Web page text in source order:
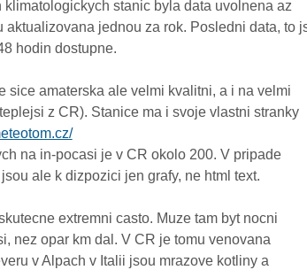
klimatologickych stanic byla data uvolnena az
aktualizovana jednou za rok. Posledni data, to
hodin dostupne.
sice amaterska ale velmi kvalitni, a i na velmi
z CR). Stanice ma i svoje vlastni stranky
na in-pocasi je v CR okolo 200. V pripade
ale k dizpozici jen grafy, ne html text.
extremni casto. Muze tam byt nocni
nez opar km dal. V CR je tomu venovana
v Alpach v Italii jsou mrazove kotliny a